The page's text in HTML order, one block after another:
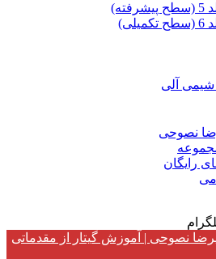
شیمی آلی
نصوحی
رایگان